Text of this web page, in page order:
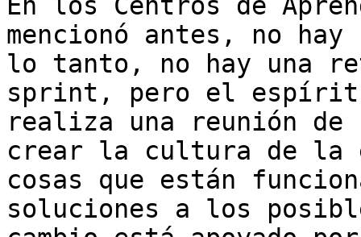
mencionó antes, no
lo tanto, no hay una
sprint, pero el
realiza una reunión de
crear la cultura de la
cosas que están
soluciones a los